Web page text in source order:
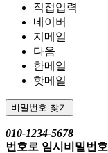
직접입력
네이버
지메일
다음
한메일
핫메일
비밀번호 찾기
010-1234-5678
번호로 임시비밀번